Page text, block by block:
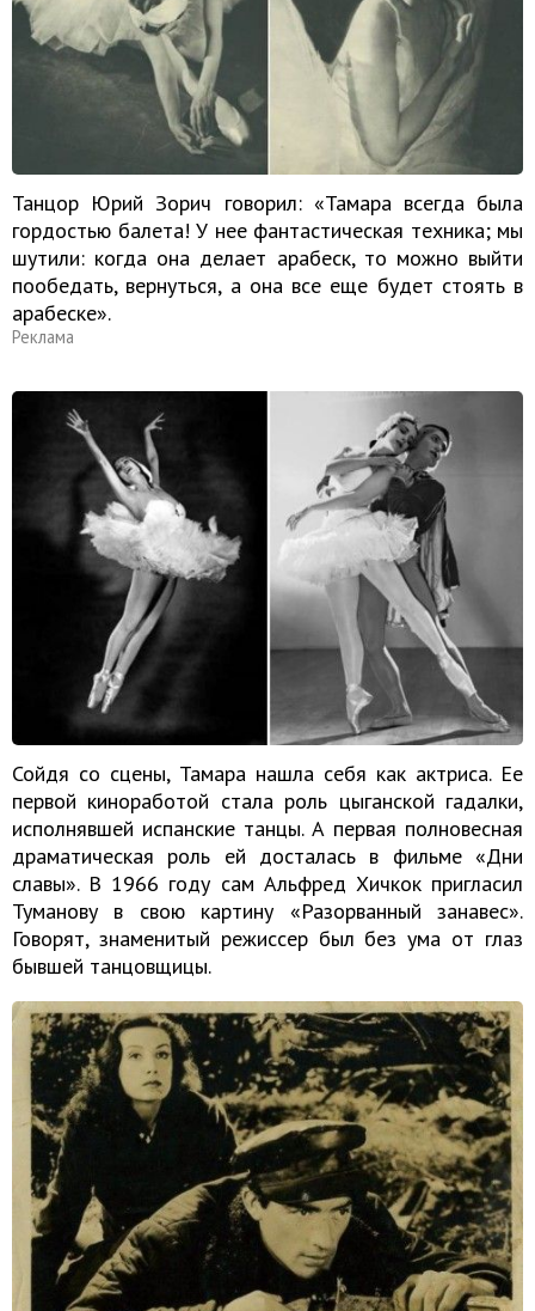
Танцор Юрий Зорич говорил: «Тамара всегда была
гордостью балета! У нее фантастическая техника; мы
шутили: когда она делает арабеск, то можно выйти
пообедать, вернуться, а она все еще будет стоять в
арабеске».
Реклама
Сойдя со сцены, Тамара нашла себя как актриса. Ее
первой киноработой стала роль цыганской гадалки,
исполнявшей испанские танцы. А первая полновесная
драматическая роль ей досталась в фильме «Дни
славы». В 1966 году сам Альфред Хичкок пригласил
Туманову в свою картину «Разорванный занавес».
Говорят, знаменитый режиссер был без ума от глаз
бывшей танцовщицы.